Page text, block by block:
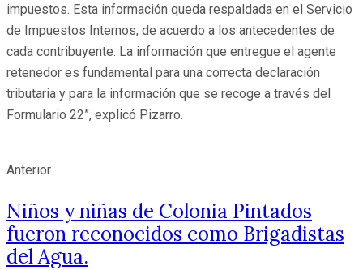
impuestos. Esta información queda respaldada en el Servicio
de Impuestos Internos, de acuerdo a los antecedentes de
cada contribuyente. La información que entregue el agente
retenedor es fundamental para una correcta declaración
tributaria y para la información que se recoge a través del
Formulario 22”, explicó Pizarro.
Anterior
Niños y niñas de Colonia Pintados
fueron reconocidos como Brigadistas
del Agua.